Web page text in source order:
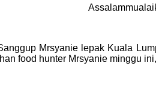
Mrsyanie lepak Kuala
food hunter Mrsyanie minggu